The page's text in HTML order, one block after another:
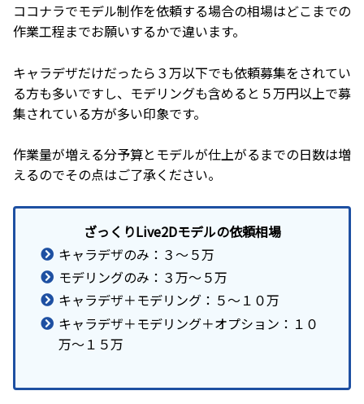
ココナラでモデル制作を依頼する場合の相場はどこまでの
作業工程までお願いするかで違います。
キャラデザだけだったら３万以下でも依頼募集をされてい
る方も多いですし、モデリングも含めると５万円以上で募
集されている方が多い印象です。
作業量が増える分予算とモデルが仕上がるまでの日数は増
えるのでその点はご了承ください。
ざっくりLive2Dモデルの依頼相場
キャラデザのみ：３～５万
モデリングのみ：３万～５万
キャラデザ＋モデリング：５～１０万
キャラデザ＋モデリング＋オプション：１０
万～１５万